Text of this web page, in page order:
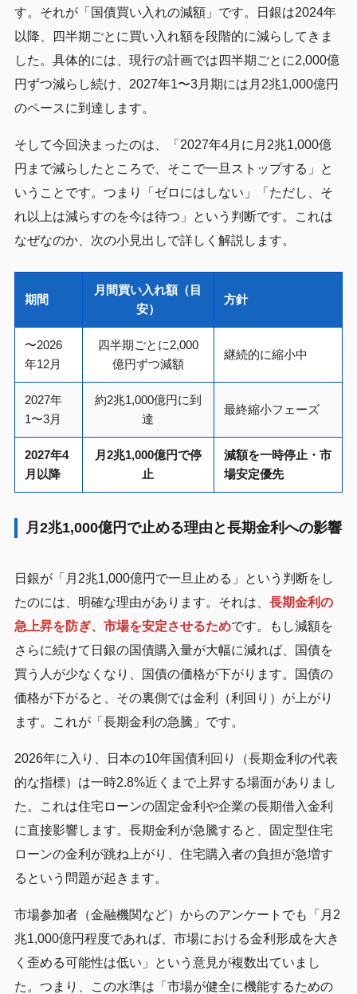
す。それが「国債買い入れの減額」です。日銀は2024年
以降、四半期ごとに買い入れ額を段階的に減らしてきま
した。具体的には、現行の計画では四半期ごとに2,000億
円ずつ減らし続け、2027年1〜3月期には月2兆1,000億円
のペースに到達します。
そして今回決まったのは、「2027年4月に月2兆1,000億
円まで減らしたところで、そこで一旦ストップする」と
いうことです。つまり「ゼロにはしない」「ただし、そ
れ以上は減らすのを今は待つ」という判断です。これは
なぜなのか、次の小見出しで詳しく解説します。
期間
月間買い入れ額（目
安）
方針
〜2026
年12月
四半期ごとに2,000
億円ずつ減額
継続的に縮小中
2027年
1〜3月
約2兆1,000億円に到
達
最終縮小フェーズ
2027年4
月以降
月2兆1,000億円で停
止
減額を一時停止・市
場安定優先
月2兆1,000億円で止める理由と長期金利への影響
日銀が「月2兆1,000億円で一旦止める」という判断をし
たのには、明確な理由があります。それは、 長期金利の
急上昇を防ぎ、市場を安定させるためです。もし減額を
さらに続けて日銀の国債購入量が大幅に減れば、国債を
買う人が少なくなり、国債の価格が下がります。国債の
価格が下がると、その裏側では金利（利回り）が上がり
ます。これが「長期金利の急騰」です。
2026年に入り、日本の10年国債利回り（長期金利の代表
的な指標）は一時2.8%近くまで上昇する場面がありまし
た。これは住宅ローンの固定金利や企業の長期借入金利
に直接影響します。長期金利が急騰すると、固定型住宅
ローンの金利が跳ね上がり、住宅購入者の負担が急増す
るという問題が起きます。
市場参加者（金融機関など）からのアンケートでも「月2
兆1,000億円程度であれば、市場における金利形成を大き
く歪める可能性は低い」という意見が複数出ていまし
た。つまり、この水準は「市場が健全に機能するための